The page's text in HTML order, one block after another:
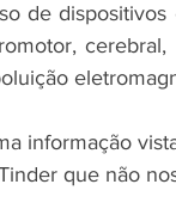
de
informação
que não